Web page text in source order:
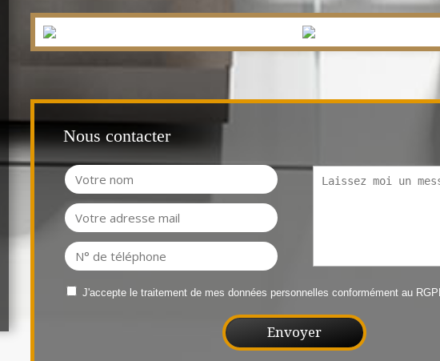
Nous contacter
J'accepte le traitement de mes données personnelles conformément au